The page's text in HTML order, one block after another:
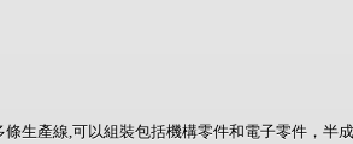
條生產線,可以組裝包括機構零件和電子零件，半